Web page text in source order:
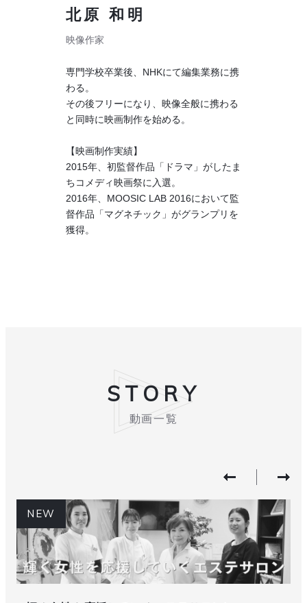
北原 和明
映像作家
専門学校卒業後、NHKにて編集業務に携
わる。
その後フリーになり、映像全般に携わる
と同時に映画制作を始める。
【映画制作実績】
2015年、初監督作品「ドラマ」がしたま
ちコメディ映画祭に入選。
2016年、MOOSIC LAB 2016において監
督作品「マグネチック」がグランプリを
獲得。
STORY
動画一覧
NEW